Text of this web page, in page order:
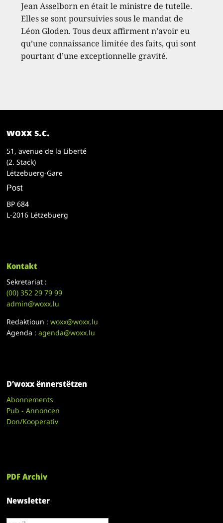
Jean Asselborn en était le ministre de tutelle.
Elles se sont poursuivies sous le mandat de
Léon Gloden. Tous deux affirment n’avoir eu
qu’une connaissance limitée des faits, qui sont
pourtant d’une exceptionnelle gravité.
woxx s.c.
51, avenue de la Liberté
(2. Stack)
Lëtzebuerg-Gare
Post
BP 684
L-2016 Lëtzebuerg
Kontakt
Sekretariat :
(00)352 29 79 99
admin@woxx.lu
Redaktioun :woxx@woxx.lu
Agenda :agenda@woxx.lu
D’woxx ënnerstëtzen
Abonnements
Pub - Annoncen
Don/Kooperativ
PDF Archiv
Newsletter